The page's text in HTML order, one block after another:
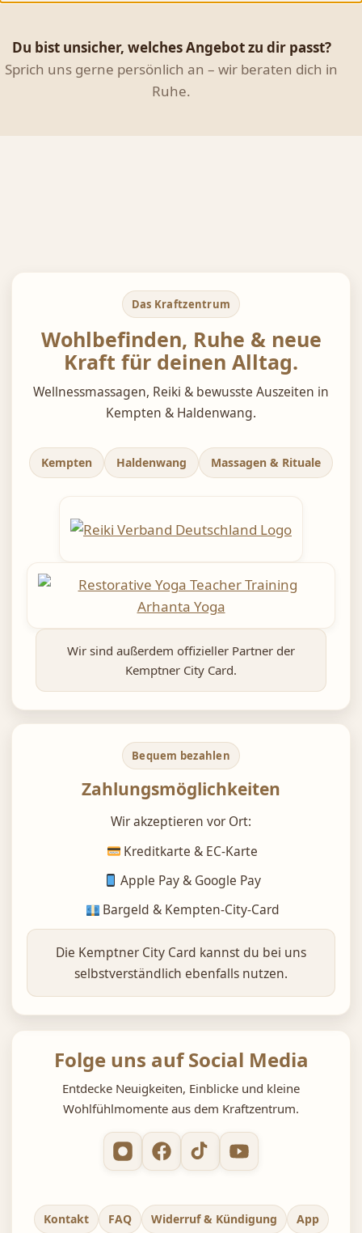
Du bist unsicher, welches Angebot zu dir passt?
Sprich uns gerne persönlich an – wir beraten dich in
Ruhe.
Das Kraftzentrum
Wohlbefinden, Ruhe & neue
Kraft für deinen Alltag.
Wellnessmassagen, Reiki & bewusste Auszeiten in
Kempten & Haldenwang.
Kempten Haldenwang Massagen & Rituale
Wir sind außerdem offizieller Partner der
Kemptner City Card.
Bequem bezahlen
Zahlungsmöglichkeiten
Wir akzeptieren vor Ort:
Kreditkarte & EC-Karte
Apple Pay & Google Pay
Bargeld & Kempten-City-Card
Die Kemptner City Card kannst du bei uns
selbstverständlich ebenfalls nutzen.
Folge uns auf Social Media
Entdecke Neuigkeiten, Einblicke und kleine
Wohlfühlmomente aus dem Kraftzentrum.
Kontakt FAQ Widerruf & Kündigung App